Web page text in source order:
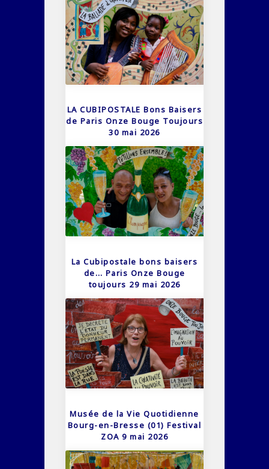
LA CUBIPOSTALE Bons Baisers
de Paris Onze Bouge Toujours
30 mai 2026
La Cubipostale bons baisers
de… Paris Onze Bouge
toujours 29 mai 2026
Musée de la Vie Quotidienne
Bourg-en-Bresse (01) Festival
ZOA 9 mai 2026